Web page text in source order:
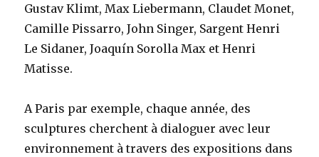
Gustav Klimt, Max Liebermann, Claudet Monet,
Camille Pissarro, John Singer, Sargent Henri
Le Sidaner, Joaquín Sorolla Max et Henri
Matisse.
A Paris par exemple, chaque année, des
sculptures cherchent à dialoguer avec leur
environnement à travers des expositions dans